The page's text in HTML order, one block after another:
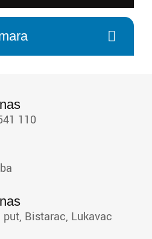
110
Bistarac, Lukavac